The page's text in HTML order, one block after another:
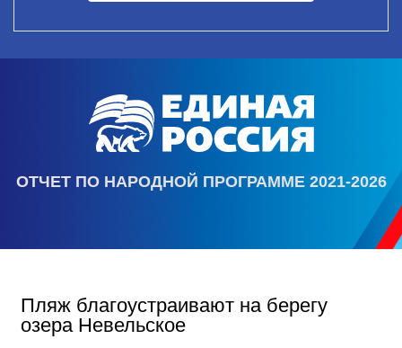
ОТЧЕТ ПО НАРОДНОЙ ПРОГРАММЕ 2021-2026
Пляж благоустраивают на берегу
озера Невельское